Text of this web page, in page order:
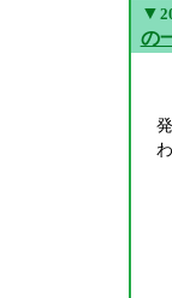
▼
の